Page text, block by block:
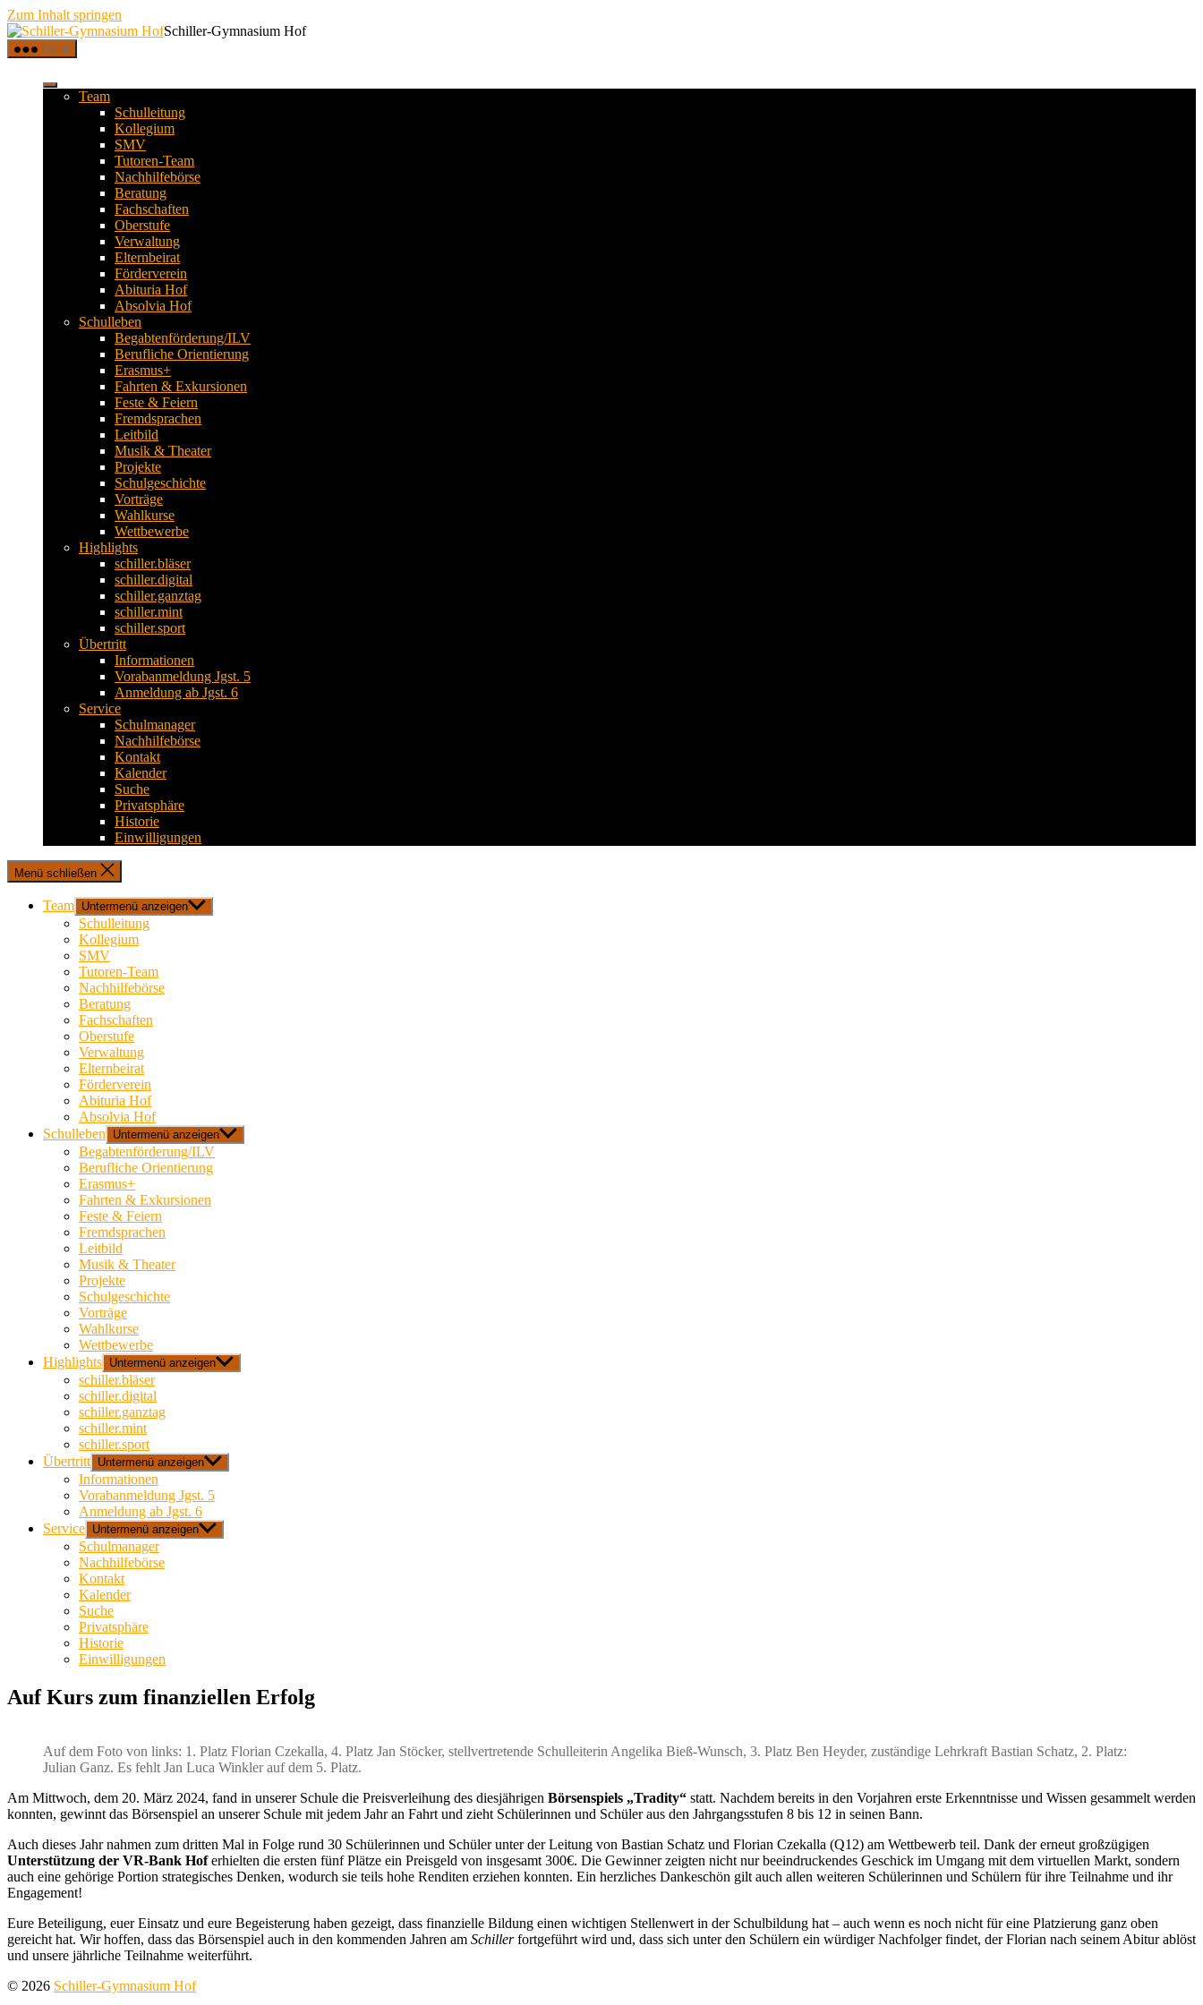
Zum Inhalt springen
Schiller-Gymnasium Hof
Menü
Team
Schulleitung
Kollegium
SMV
Tutoren-Team
Nachhilfebörse
Beratung
Fachschaften
Oberstufe
Verwaltung
Elternbeirat
Förderverein
Abituria Hof
Absolvia Hof
Schulleben
Begabtenförderung/ILV
Berufliche Orientierung
Erasmus+
Fahrten & Exkursionen
Feste & Feiern
Fremdsprachen
Leitbild
Musik & Theater
Projekte
Schulgeschichte
Vorträge
Wahlkurse
Wettbewerbe
Highlights
schiller.bläser
schiller.digital
schiller.ganztag
schiller.mint
schiller.sport
Übertritt
Informationen
Vorabanmeldung Jgst. 5
Anmeldung ab Jgst. 6
Service
Schulmanager
Nachhilfebörse
Kontakt
Kalender
Suche
Privatsphäre
Historie
Einwilligungen
Menü schließen
Team Untermenü anzeigen
Schulleitung
Kollegium
SMV
Tutoren-Team
Nachhilfebörse
Beratung
Fachschaften
Oberstufe
Verwaltung
Elternbeirat
Förderverein
Abituria Hof
Absolvia Hof
Schulleben
Untermenü anzeigen
Begabtenförderung/ILV
Berufliche Orientierung
Erasmus+
Fahrten & Exkursionen
Feste & Feiern
Fremdsprachen
Leitbild
Musik & Theater
Projekte
Schulgeschichte
Vorträge
Wahlkurse
Wettbewerbe
Highlights Untermenü anzeigen
schiller.bläser
schiller.digital
schiller.ganztag
schiller.mint
schiller.sport
Übertritt Untermenü anzeigen
Informationen
Vorabanmeldung Jgst. 5
Anmeldung ab Jgst. 6
Service Untermenü anzeigen
Schulmanager
Nachhilfebörse
Kontakt
Kalender
Suche
Privatsphäre
Historie
Einwilligungen
Auf Kurs zum finanziellen Erfolg
Auf dem Foto von links: 1. Platz Florian Czekalla, 4. Platz Jan Stöcker, stellvertretende Schulleiterin Angelika Bieß-Wunsch, 3. Platz Ben Heyder, zuständige Lehrkraft Bastian Schatz, 2. Platz:
Julian Ganz. Es fehlt Jan Luca Winkler auf dem 5. Platz.
Am Mittwoch, dem 20. März 2024, fand in unserer Schule die Preisverleihung des diesjährigen Börsenspiels „Tradity“ statt. Nachdem bereits in den Vorjahren erste Erkenntnisse und Wissen gesammelt werden
konnten, gewinnt das Börsenspiel an unserer Schule mit jedem Jahr an Fahrt und zieht Schülerinnen und Schüler aus den Jahrgangsstufen 8 bis 12 in seinen Bann.
Auch dieses Jahr nahmen zum dritten Mal in Folge rund 30 Schülerinnen und Schüler unter der Leitung von Bastian Schatz und Florian Czekalla (Q12) am Wettbewerb teil. Dank der erneut großzügigen
Unterstützung der VR-Bank Hoferhielten die ersten fünf Plätze ein Preisgeld von insgesamt 300€. Die Gewinner zeigten nicht nur beeindruckendes Geschick im Umgang mit dem virtuellen Markt, sondern
auch eine gehörige Portion strategisches Denken, wodurch sie teils hohe Renditen erziehen konnten. Ein herzliches Dankeschön gilt auch allen weiteren Schülerinnen und Schülern für ihre Teilnahme und ihr
Engagement!
Eure Beteiligung, euer Einsatz und eure Begeisterung haben gezeigt, dass finanzielle Bildung einen wichtigen Stellenwert in der Schulbildung hat – auch wenn es noch nicht für eine Platzierung ganz oben
gereicht hat. Wir hoffen, dass das Börsenspiel auch in den kommenden Jahren am Schillerfortgeführt wird und, dass sich unter den Schülern ein würdiger Nachfolger findet, der Florian nach seinem Abitur ablöst
und unsere jährliche Teilnahme weiterführt.
© 2026 Schiller-Gymnasium Hof